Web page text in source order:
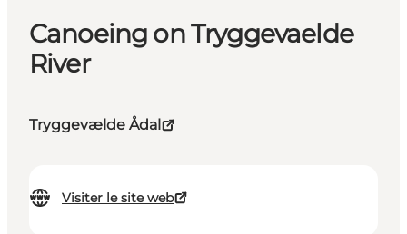
Canoeing on Tryggevaelde
River
Tryggevælde Ådal
Visiter le site web